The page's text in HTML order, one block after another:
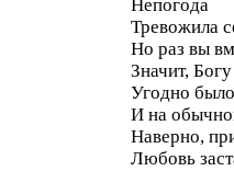
Непогода
Тревожила
Но раз вы
Значит, Богу
Угодно
И на
Наверно,
Любовь